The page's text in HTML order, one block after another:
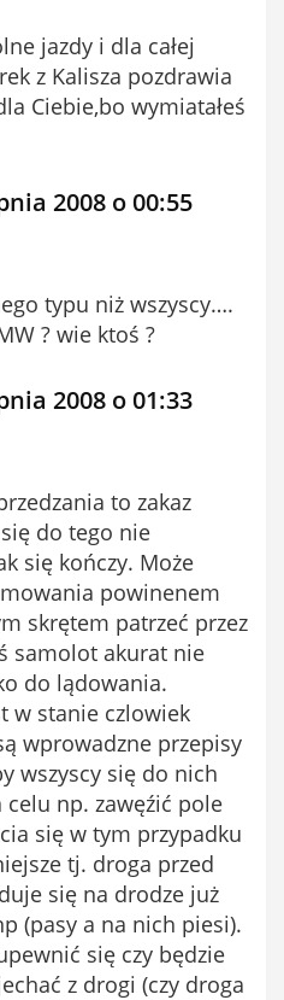
jazdy i dla całej
z Kalisza pozdrawia
Ciebie,bo wymiatałeś
2008 o 00:55
typu niż wszyscy….
? wie ktoś ?
2008 o 01:33
to zakaz
do tego nie
się kończy. Może
powinenem
skrętem patrzeć przez
samolot akurat nie
do lądowania.
w stanie czlowiek
wprowadzne przepisy
wszyscy się do nich
np. zawęźić pole
się w tym przypadku
tj. droga przed
się na drodze już
(pasy a na nich piesi).
się czy będzie
z drogi (czy droga